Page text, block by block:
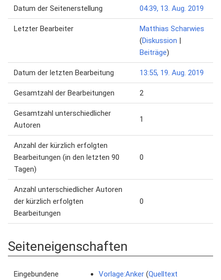
Datum der Seitenerstellung 04:39, 13. Aug. 2019
Letzter Bearbeiter
Matthias Scharwies
(Diskussion |
Beiträge)
Datum der letzten Bearbeitung 13:55, 19. Aug. 2019
Gesamtzahl der Bearbeitungen 2
Gesamtzahl unterschiedlicher
Autoren
1
Anzahl der kürzlich erfolgten
Bearbeitungen (in den letzten 90
Tagen)
0
Anzahl unterschiedlicher Autoren
der kürzlich erfolgten
Bearbeitungen
0
Seiteneigenschaften
Eingebundene
Vorlage:Anker (Quelltext